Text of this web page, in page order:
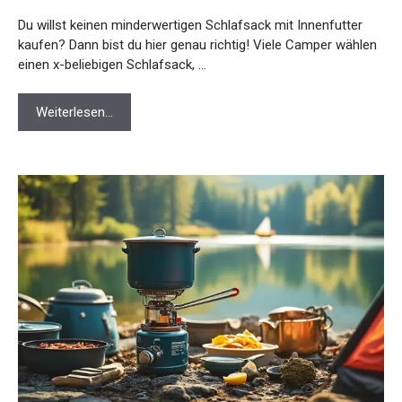
Du willst keinen minderwertigen Schlafsack mit Innenfutter
kaufen? Dann bist du hier genau richtig! Viele Camper wählen
einen x-beliebigen Schlafsack, …
Weiterlesen…